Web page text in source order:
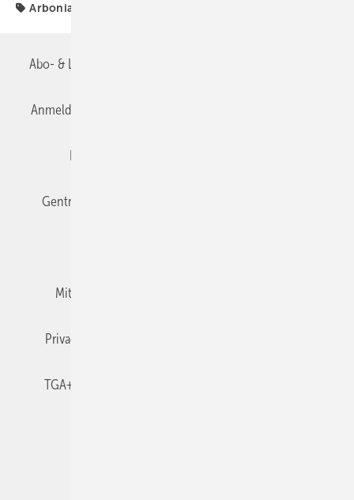
Arbonia
Abo- & Leserservice
Anmelden
Editor's choice
Gentner Verlag
Mitgliedschaften und Engagement
Privacy Manager
TGA+E-WissensCheck